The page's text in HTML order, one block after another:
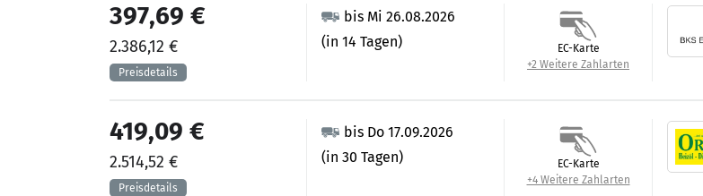
bis Mi 26.08.2026
(in 14 Tagen)
397,69 €
2.386,12 €
EC-Karte
+2 Weitere Zahlarten
bis Do 17.09.2026
(in 30 Tagen)
419,09 €
2.514,52 €
EC-Karte
+4 Weitere Zahlarten